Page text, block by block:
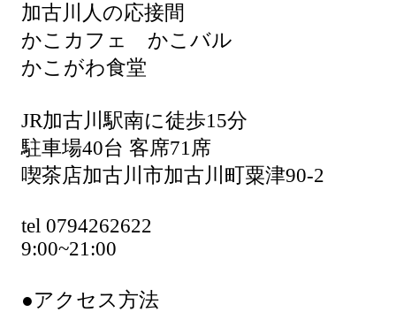
加古川人の応接間
かこカフェ かこバル
かこがわ食堂
JR加古川駅南に徒歩15分
駐車場40台 客席71席
喫茶店加古川市加古川町粟津90-2
tel 0794262622
9:00~21:00
●アクセス方法